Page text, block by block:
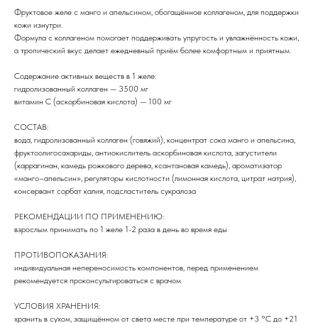
Фруктовое желе с манго и апельсином, обогащённое коллагеном, для поддержки
кожи изнутри.
Формула с коллагеном помогает поддерживать упругость и увлажнённость кожи,
а тропический вкус делает ежедневный приём более комфортным и приятным.
Содержание активных веществ в 1 желе:
гидролизованный коллаген — 3500 мг
витамин C (аскорбиновая кислота) — 100 мг
СОСТАВ:
вода, гидролизованный коллаген (говяжий), концентрат сока манго и апельсина,
фруктоолигосахариды, антиокислитель аскорбиновая кислота, загустители
(каррагинан, камедь рожкового дерева, ксантановая камедь), ароматизатор
«манго–апельсин», регуляторы кислотности (лимонная кислота, цитрат натрия),
консервант сорбат калия, подсластитель сукралоза
РЕКОМЕНДАЦИИ ПО ПРИМЕНЕНИЮ:
взрослым принимать по 1 желе 1-2 раза в день во время еды
ПРОТИВОПОКАЗАНИЯ:
индивидуальная непереносимость компонентов, перед применением
рекомендуется проконсультироваться с врачом
УСЛОВИЯ ХРАНЕНИЯ:
хранить в сухом, защищённом от света месте при температуре от +3 °C до +21
ИНФОРМАЦИЯ
ГДЕ КУПИТЬ ЕЩЕ?
О нас Средства для очищения
Доставка и оплата Тоники
Ozon
Для бровей и ресниц
Сертификаты Маски
Для тела
Договор-оферта